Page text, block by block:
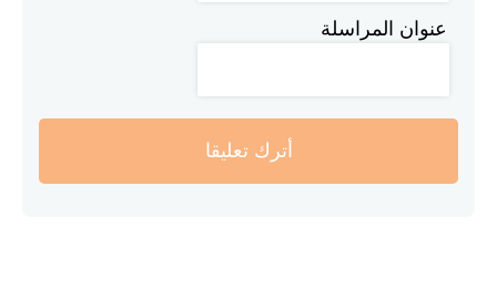
عنوان المراسلة
أترك تعليقا